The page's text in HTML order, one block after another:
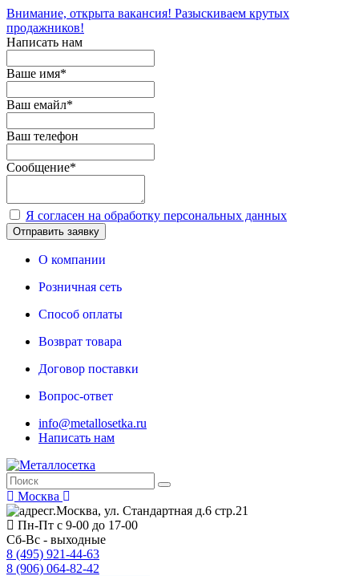
Внимание, открыта вакансия! Разыскиваем крутых
продажников!
Написать нам
Ваше имя*
Ваш емайл*
Ваш телефон
Сообщение*
Я согласен на обработку персональных данных
Отправить заявку
О компании
Розничная сеть
Способ оплаты
Возврат товара
Договор поставки
Вопрос-ответ
info@metallosetka.ru
Написать нам
Москва
г.Москва, ул. Стандартная д.6 стр.21
Пн-Пт с 9-00 до 17-00
Сб-Вс - выходные
8 (495) 921-44-63
8 (906) 064-82-42